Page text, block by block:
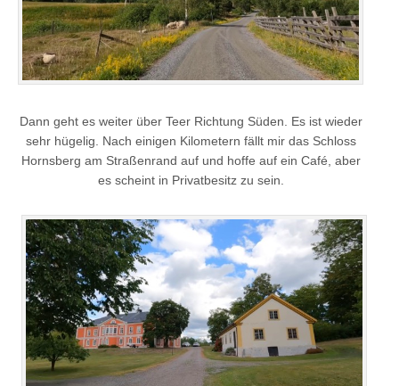
Dann geht es weiter über Teer Richtung Süden. Es ist wieder
sehr hügelig. Nach einigen Kilometern fällt mir das Schloss
Hornsberg am Straßenrand auf und hoffe auf ein Café, aber
es scheint in Privatbesitz zu sein.